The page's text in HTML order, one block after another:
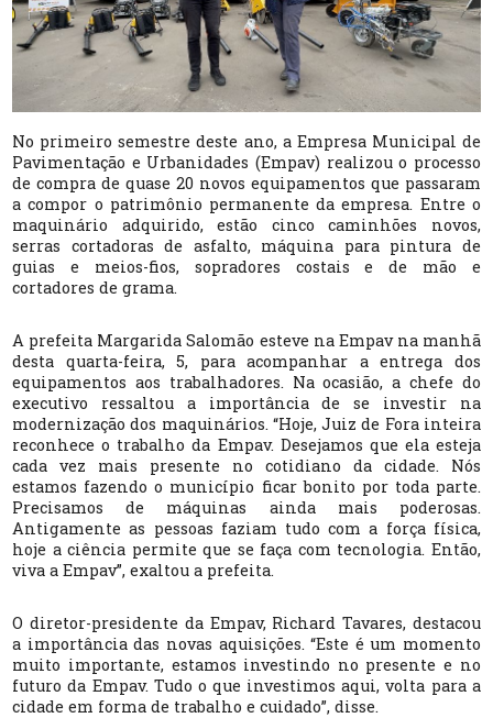
No primeiro semestre deste ano, a Empresa Municipal de
Pavimentação e Urbanidades (Empav) realizou o processo
de compra de quase 20 novos equipamentos que passaram
a compor o patrimônio permanente da empresa. Entre o
maquinário adquirido, estão cinco caminhões novos,
serras cortadoras de asfalto, máquina para pintura de
guias e meios-fios, sopradores costais e de mão e
cortadores de grama.
A prefeita Margarida Salomão esteve na Empav na manhã
desta quarta-feira, 5, para acompanhar a entrega dos
equipamentos aos trabalhadores. Na ocasião, a chefe do
executivo ressaltou a importância de se investir na
modernização dos maquinários. “Hoje, Juiz de Fora inteira
reconhece o trabalho da Empav. Desejamos que ela esteja
cada vez mais presente no cotidiano da cidade. Nós
estamos fazendo o município ficar bonito por toda parte.
Precisamos de máquinas ainda mais poderosas.
Antigamente as pessoas faziam tudo com a força física,
hoje a ciência permite que se faça com tecnologia. Então,
viva a Empav”, exaltou a prefeita.
O diretor-presidente da Empav, Richard Tavares, destacou
a importância das novas aquisições. “Este é um momento
muito importante, estamos investindo no presente e no
futuro da Empav. Tudo o que investimos aqui, volta para a
cidade em forma de trabalho e cuidado”, disse.